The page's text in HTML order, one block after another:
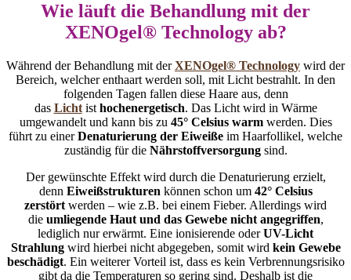
Wie läuft die Behandlung mit der
XENOgel® Technologyab?
Während der Behandlung mit derXENOgel® Technology wird der
Bereich, welcher enthaart werden soll, mit Licht bestrahlt. In den
folgenden Tagen fallen diese Haare aus, denn
das Lichtist hochenergetisch. Das Licht wird in Wärme
umgewandelt und kann bis zu 45° Celsius warmwerden. Dies
führt zu einerDenaturierung der Eiweiße im Haarfollikel, welche
zuständig für die Nährstoffversorgungsind.
Der gewünschte Effekt wird durch die Denaturierung erzielt,
denn Eiweißstrukturen können schon um 42° Celsius
zerstört werden – wie z.B. bei einem Fieber. Allerdings wird
die umliegende Haut und das Gewebe nicht angegriffen,
lediglich nur erwärmt. Eine ionisierende oderUV-Licht
Strahlungwird hierbei nicht abgegeben, somit wird kein Gewebe
beschädigt. Ein weiterer Vorteil ist, dass es kein Verbrennungsrisiko
gibt da die Temperaturen so gering sind. Deshalb ist die